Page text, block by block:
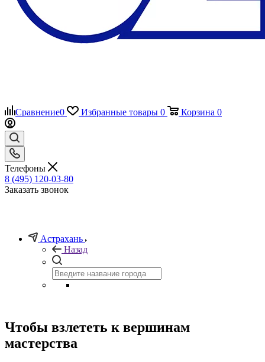
Сравнение0 Избранные товары 0 Корзина 0
Телефоны
8 (495) 120-03-80
Заказать звонок
Астрахань
Назад
Чтобы взлететь к вершинам
мастерства